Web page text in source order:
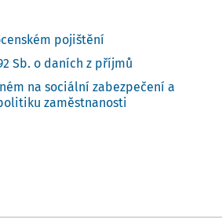
pojištění
Sb. o daních z příjmů
na sociální zabezpečení a
zaměstnanosti